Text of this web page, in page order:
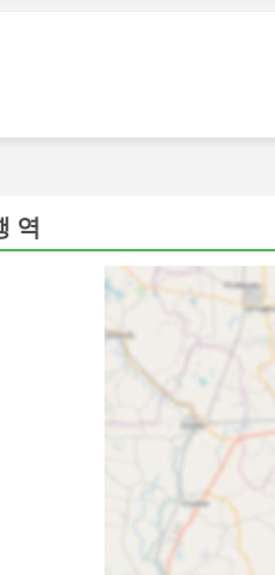
가격 및 좌석 등급
라이버시와 편안함에 대한
행에 좋은 선택입니다. 수면
지만 가장 편안한 승차를 위
릅니다. 일부 단거리 여행의
용을 투자하고 VIP 버스 좌석
는 여행지로 가는 최고의 선
행과는 반대로 버스를 타는
이 걸리지 않습니다. 수하물
하물에 대한 요금은 일반적으
티켓에 비해 더 저렴할 수
역